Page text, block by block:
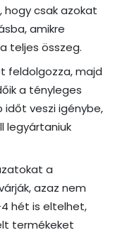
hogy csak azokat
amikre
teljes összeg.
feldolgozza, majd
a tényleges
időt veszi igénybe,
legyártaniuk
a
azaz nem
hét is eltelhet,
termékeket